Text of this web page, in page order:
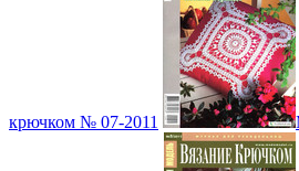
крючком № 07-2011